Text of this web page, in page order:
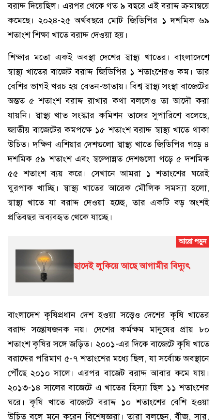
বরাদ্দ দিয়েছিল। এরপর থেকে গত ৯ বছরে এই বরাদ্দ ক্রমান্বয়ে
কমেছে। ২০২৪-২৫ অর্থবছরে মোট জিডিপির ১ দশমিক ৬৯
শতাংশ শিক্ষা খাতে বরাদ্দ দেওয়া হয়।
শিক্ষার মতো একই অবস্থা দেশের স্বাস্থ্য খাতের। বাংলাদেশে
স্বাস্থ্য খাতের বাজেট বরাদ্দ জিডিপির ১ শতাংশেরও কম। তার
বেশির ভাগই খরচ হয় বেতন-ভাতায়। বিশ্ব স্বাস্থ্য সংস্থা বাজেটের
অন্তত ৫ শতাংশ বরাদ্দ রাখার কথা বললেও তা আদৌ করা
যায়নি। স্বাস্থ্য খাত সংস্কার কমিশন তাদের সুপারিশে বলেছে,
জাতীয় বাজেটের কমপক্ষে ১৫ শতাংশ বরাদ্দ স্বাস্থ্য খাতে থাকা
উচিত। দক্ষিণ এশিয়ার দেশগুলো স্বাস্থ্য খাতে জিডিপির গড়ে ৪
দশমিক ৫৯ শতাংশ এবং স্বল্পোন্নত দেশগুলো গড়ে ৫ দশমিক
৫৫ শতাংশ ব্যয় করে। সেখানে আমরা ১ শতাংশের ঘরেই
ঘুরপাক খাচ্ছি। স্বাস্থ্য খাতের আরেক মৌলিক সমস্যা হলো,
স্বাস্থ্য খাতে যা বরাদ্দ দেওয়া হচ্ছে, তার একটি বড় অংশই
প্রতিবছর অব্যবহৃত থেকে যাচ্ছে।
ছাদেই লুকিয়ে আছে আগামীর বিদ্যুৎ
বাংলাদেশ কৃষিপ্রধান দেশ হওয়া সত্ত্বেও দেশের কৃষি খাতের
বরাদ্দ সন্তোষজনক নয়। দেশের কর্মক্ষম মানুষের প্রায় ৮০
শতাংশ কৃষির সঙ্গে জড়িত। ২০০১-এর দিকে বাজেটে কৃষি খাতে
বরাদ্দের পরিমাণ ৫-৭ শতাংশের মধ্যে ছিল, যা সর্বোচ্চ অবস্থানে
পৌঁছে ২০১০ সালে। এরপর বাজেট বরাদ্দ আবার কমে যায়।
২০১৩-১৪ সালের বাজেটে এ খাতের হিস্যা ছিল ১১ শতাংশের
ঘরে। কৃষি খাতে বাজেটে বরাদ্দ ১০ শতাংশের বেশি হওয়া
উচিত বলে মনে করেন বিশেষজ্ঞরা। তারা বলছেন, বীজ, সার,